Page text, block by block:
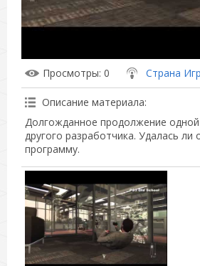
Просмотры: 0 Страна Игр
Описание материала:
Долгожданное продолжение
другого разработчика. Удалась
программу.